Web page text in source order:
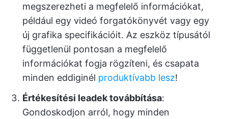
megszerezheti a megfelelő információkat,
például egy videó forgatókönyvét vagy egy
új grafika specifikációit. Az eszköz típusától
függetlenül pontosan a megfelelő
információkat fogja rögzíteni, és csapata
minden eddiginél produktívabb lesz!
Értékesítési leadek továbbítása:
Gondoskodjon arról, hogy minden